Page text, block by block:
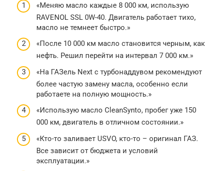
«Меняю масло каждые 8 000 км, использую
RAVENOL SSL 0W-40. Двигатель работает тихо,
масло не темнеет быстро.»
«После 10 000 км масло становится черным, как
нефть. Решил перейти на интервал 7 000 км.»
«На ГАЗель Next с турбонаддувом рекомендуют
более частую замену масла, особенно если
работаете на полную мощность.»
«Использую масло CleanSynto, пробег уже 150
000 км, двигатель в отличном состоянии.»
«Кто-то заливает USVO, кто-то – оригинал ГАЗ.
Все зависит от бюджета и условий
эксплуатации.»